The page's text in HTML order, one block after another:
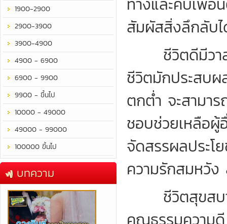
1900-2900
2900-3900
3900-4900
4900 - 6900
6900 - 9900
9900 - ขึ้นไป
10000 - 49000
49000 - 99000
100000 ขึ้นไป
บทความ
สัมผัสสิ่งลึกลับ
ชีวิตดีมีวาสน
ชีวิตมักประสบผ
ตกต่ำ จะสามา
ชอบช่วยเหลือผู้
จัดสรรผลประ
ความรักสมหวั
ชีวิตสุขสบาย